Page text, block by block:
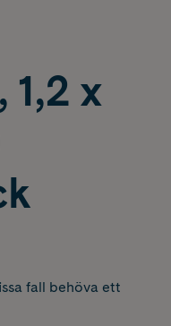
x
fall behöva ett